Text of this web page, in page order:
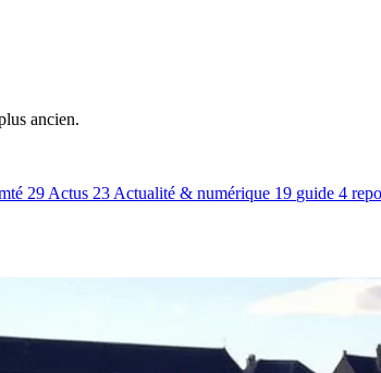
ancien.
29 Actus 23 Actualité & numérique 19 guide 4